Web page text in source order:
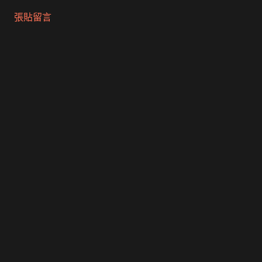
張貼留言